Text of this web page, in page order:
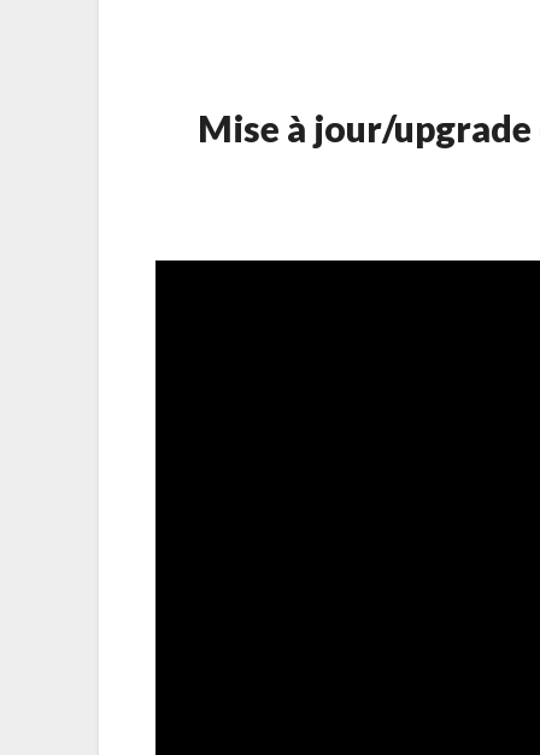
Mise à jour/